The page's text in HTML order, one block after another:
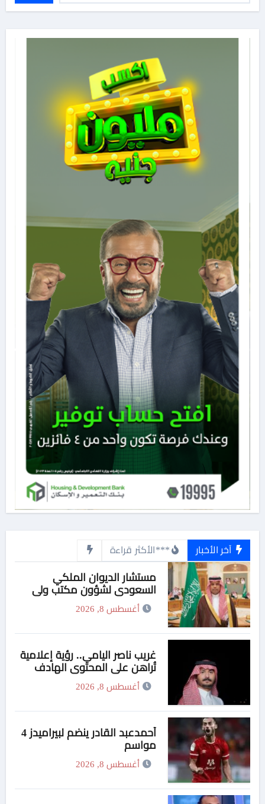
آخر الأخبار ***الأكثر قراءة
مستشار الديوان الملكي
السعودي لشؤون مكتب ولي
العهد يهنئ وزير التربية والتعليم
والتعليم الفني بمناسبة منحه
أغسطس 8, 2026
غريب ناصر اليامي.. رؤية إعلامية
تُراهن على المحتوى الهادف
أغسطس 8, 2026
أحمدعبد القادر ينضم لبيراميدز 4
مواسم
أغسطس 8, 2026